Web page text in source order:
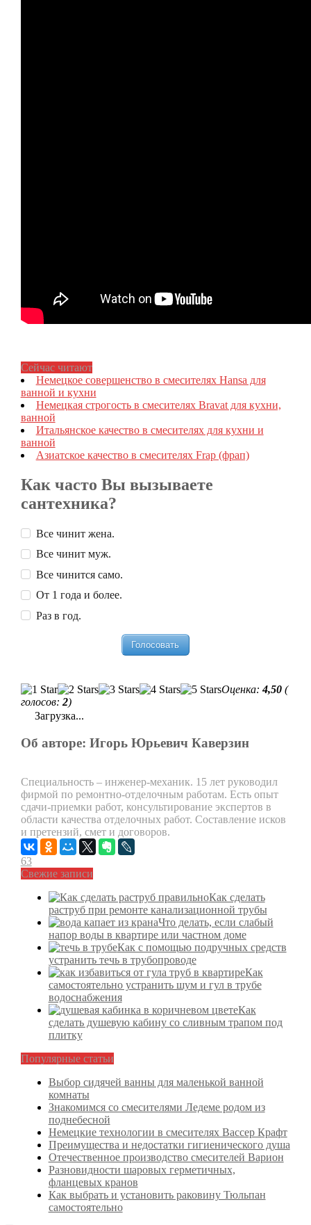
Сейчас читают
Немецкое совершенство в смесителях Hansa для
ванной и кухни
Немецкая строгость в смесителях Bravat для кухни,
ванной
Итальянское качество в смесителях для кухни и
ванной
Азиатское качество в смесителях Frap (фрап)
Как часто Вы вызываете
сантехника?
Все чинит жена.
Все чинит муж.
Все чинится само.
От 1 года и более.
Раз в год.
Оценка:4,50(
голосов: 2)
Загрузка...
Об авторе: Игорь Юрьевич Каверзин
Специальность – инженер-механик. 15 лет руководил
фирмой по ремонтно-отделочным работам. Есть опыт
сдачи-приемки работ, консультирование экспертов в
области качества отделочных работ. Составление исков
и претензий, смет и договоров.
63
Свежие записи
Как сделать
раструб при ремонте канализационной трубы
Что делать, если слабый
напор воды в квартире или частном доме
Как с помощью подручных средств
устранить течь в трубопроводе
Как
самостоятельно устранить шум и гул в трубе
водоснабжения
Как
сделать душевую кабину со сливным трапом под
плитку
Популярные статьи
Выбор сидячей ванны для маленькой ванной
комнаты
Знакомимся со смесителями Ледеме родом из
поднебесной
Немецкие технологии в смесителях Вассер Крафт
Преимущества и недостатки гигиенического душа
Отечественное производство смесителей Варион
Разновидности шаровых герметичных,
фланцевых кранов
Как выбрать и установить раковину Тюльпан
самостоятельно